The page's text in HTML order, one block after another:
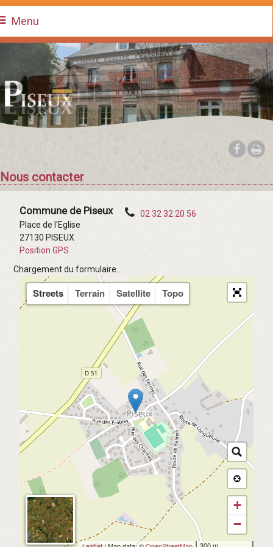
Menu
Nous contacter
Commune de Piseux
Place de l'Eglise
27130 PISEUX
Position GPS
02 32 32 20 56
Chargement du formulaire...
Streets Terrain Satellite Topo
+
−